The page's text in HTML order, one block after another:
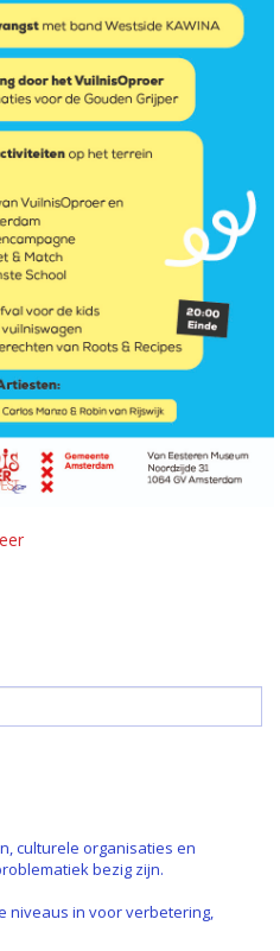
culturele organisaties en
bezig zijn.
niveaus in voor verbetering,